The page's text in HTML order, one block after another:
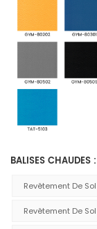
BALISES CHAUDES :
Revêtement De
Revêtement De